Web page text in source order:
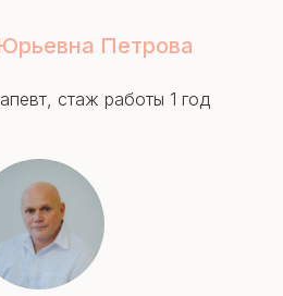
Петрова
стаж работы 1 год